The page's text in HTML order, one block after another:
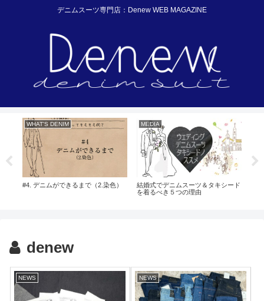
デニムスーツ専門店：Denew WEB MAGAZINE
WHAT'S DENIM
#4. デニムができるまで（2.染色）
MEDIA
結婚式でデニムスーツ＆タキシード
を着るべき５つの理由
denew
NEWS NEWS